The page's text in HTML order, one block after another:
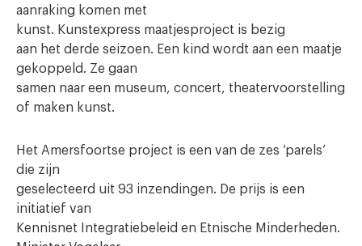
aanraking komen met
kunst. Kunstexpress maatjesproject is bezig
aan het derde seizoen. Een kind wordt aan een maatje
gekoppeld. Ze gaan
samen naar een museum, concert, theatervoorstelling
of maken kunst.
Het Amersfoortse project is een van de zes ‘parels’
die zijn
geselecteerd uit 93 inzendingen. De prijs is een
initiatief van
Kennisnet Integratiebeleid en Etnische Minderheden.